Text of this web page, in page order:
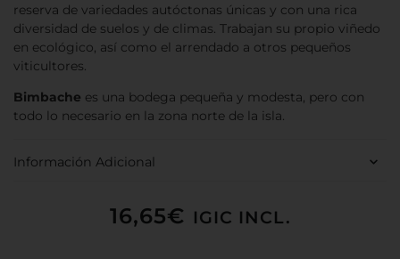
reserva de variedades autóctonas únicas y con una rica
diversidad de suelos y de climas. Trabajan su propio viñedo
en ecológico, así como el arrendado a otros pequeños
viticultores.
Bimbache es una bodega pequeña y modesta, pero con
todo lo necesario en la zona norte de la isla.
Información Adicional
16,65€ IGIC INCL.